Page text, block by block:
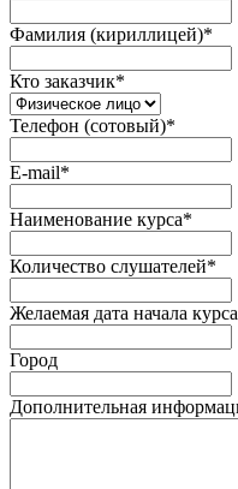
Фамилия (кириллицей)*
Кто заказчик*
Телефон (сотовый)*
E-mail*
Наименование курса*
Количество слушателей*
Желаемая дата начала курса
Город
Дополнительная